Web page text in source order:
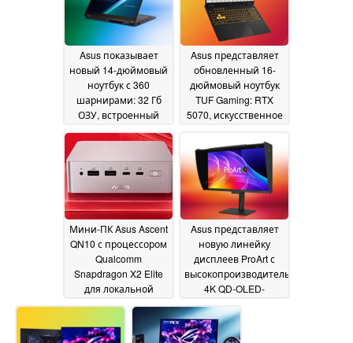
Asus показывает
новый 14-дюймовый
ноутбук с 360
шарнирами: 32 Гб
ОЗУ, встроенный
камеры02 June 2026
Asus представляет
обновленный 16-
дюймовый ноутбук
TUF Gaming: RTX
5070, искусственное
долговечность02 June
2026
Мини-ПК Asus Ascent
QN10 с процессором
Qualcomm
Snapdragon X2 Elite
для локальной
02 June 2026
Asus представляет
новую линейку
дисплеев ProArt с
высокопроизводительными
4K QD-OLED-
творческих
профессионалов